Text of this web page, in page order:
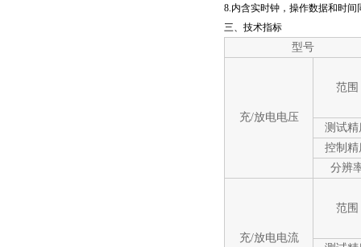
8.内含实时钟，操作数据和时间
三、技术指标
型号
充/放电电压
范围
测试精
控制精
分辨
充/放电电流
范围